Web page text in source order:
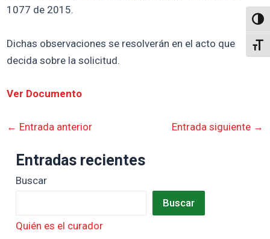
1077 de 2015.
Dichas observaciones se resolverán en el acto que
decida sobre la solicitud.
Ver Documento
← Entrada anterior Entrada siguiente →
Entradas recientes
Buscar
Buscar
Quién es el curador